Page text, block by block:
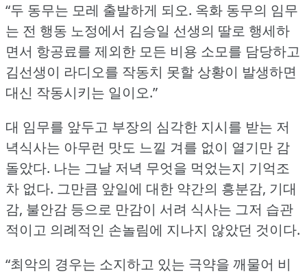
“두 동무는 모레 출발하게 되오. 옥화 동무의 임무
는 전 행동 노정에서 김승일 선생의 딸로 행세하
면서 항공료를 제외한 모든 비용 소모를 담당하고
김선생이 라디오를 작동치 못할 상황이 발생하면
대신 작동시키는 일이오.”
대 임무를 앞두고 부장의 심각한 지시를 받는 저
녁식사는 아무런 맛도 느낄 겨를 없이 열기만 감
돌았다. 나는 그날 저녁 무엇을 먹었는지 기억조
차 없다. 그만큼 앞일에 대한 약간의 흥분감, 기대
감, 불안감 등으로 만감이 서려 식사는 그저 습관
적이고 의례적인 손놀림에 지나지 않았던 것이다.
“최악의 경우는 소지하고 있는 극약을 깨물어 비